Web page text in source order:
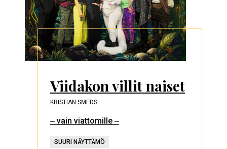
Viidakon villit naiset
KRISTIAN SMEDS
‒ vain viattomille ‒
SUURI NÄYTTÄMÖ